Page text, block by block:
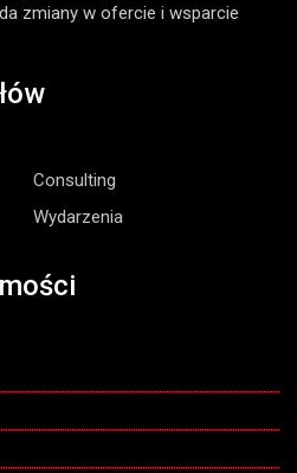
zmiany w ofercie i wsparcie
Consulting
Wydarzenia